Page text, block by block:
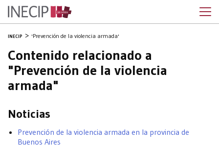
INECIP 'Prevención de la violencia armada'
Contenido relacionado a
"Prevención de la violencia
armada"
Noticias
Prevención de la violencia armada en la provincia de
Buenos Aires